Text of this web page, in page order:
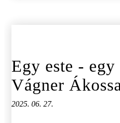
Egy este -
Vágner
2025. 06. 27.